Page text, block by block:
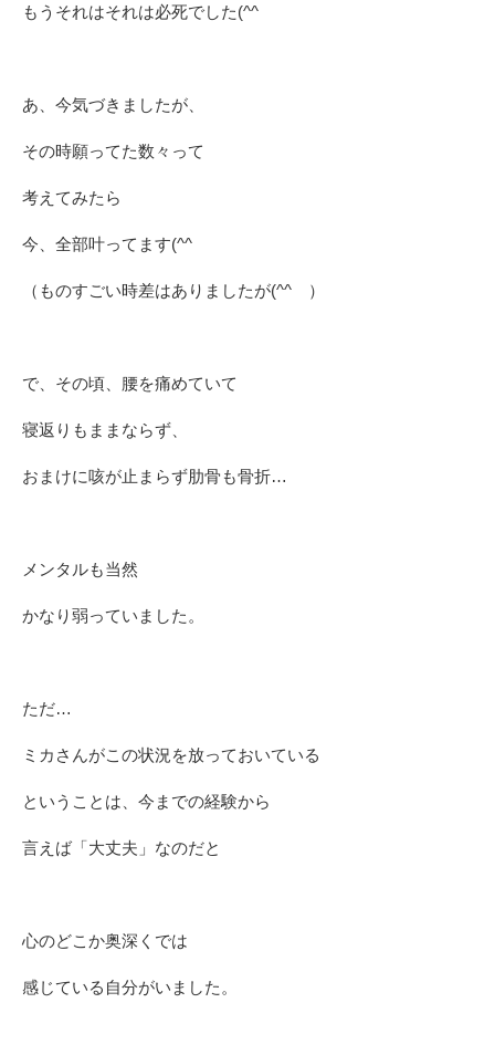
もうそれはそれは必死でした(^^ゞ
あ、今気づきましたが、
その時願ってた数々って
考えてみたら
今、全部叶ってます(^^ゞ
（ものすごい時差はありましたが(^^ゞ）
で、その頃、腰を痛めていて
寝返りもままならず、
おまけに咳が止まらず肋骨も骨折…
メンタルも当然
かなり弱っていました。
ただ…
ミカさんがこの状況を放っておいている
ということは、今までの経験から
言えば「大丈夫」なのだと
心のどこか奥深くでは
感じている自分がいました。